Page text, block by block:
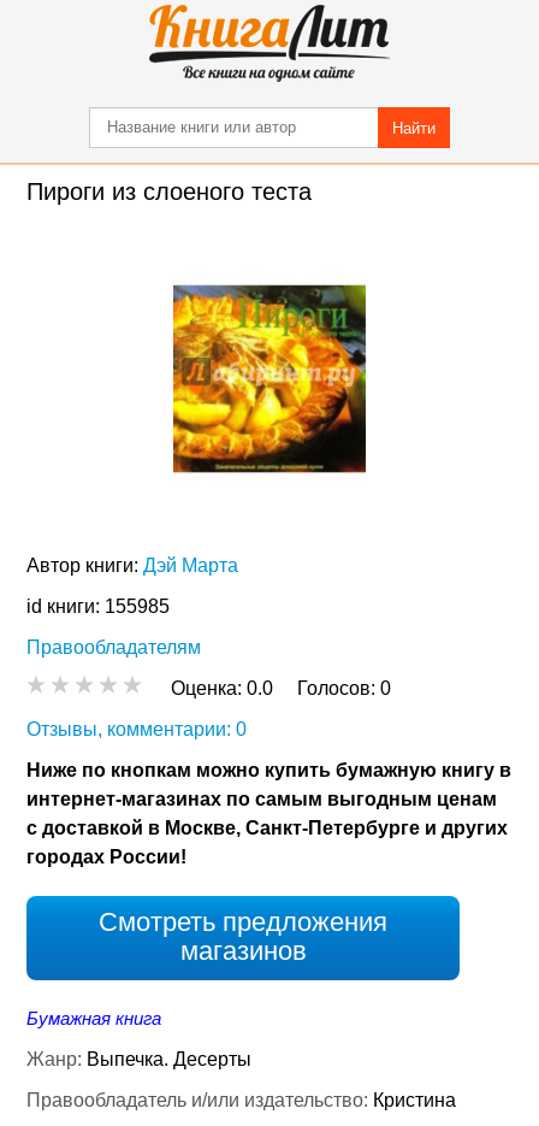
Найти
Пироги из слоеного теста
Автор книги:Дэй Марта
id книги: 155985
Правообладателям
Оценка:0.0 Голосов:0
Отзывы, комментарии: 0
Ниже по кнопкам можно купить бумажную книгу в
интернет-магазинах по самым выгодным ценам
с доставкой в Москве, Санкт-Петербурге и других
городах России!
Смотреть предложения
магазинов
Бумажная книга
Жанр: Выпечка. Десерты
Правообладатель и/или издательство: Кристина